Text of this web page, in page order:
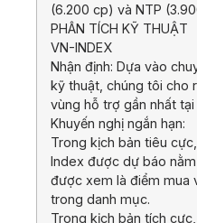
(6.200 cp) và NTP
PHÂN TÍCH KỸ THUẬT
VN-INDEX
Nhận định: Dựa vào
kỹ thuật, chúng tôi cho
vùng hỗ trợ gần nhất
Khuyến nghị ngắn hạn:
Trong kịch bản tiêu
Index được dự báo
được xem là điểm mua
trong danh mục.
Trong kịch bản tích